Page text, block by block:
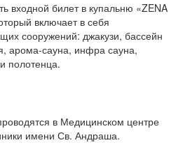
входной билет в купальню «ZENA
включает в себя
сооружений: джакузи, бассейн
арома-сауна, инфра сауна,
полотенца.
в Медицинском центре
имени Св. Андраша.